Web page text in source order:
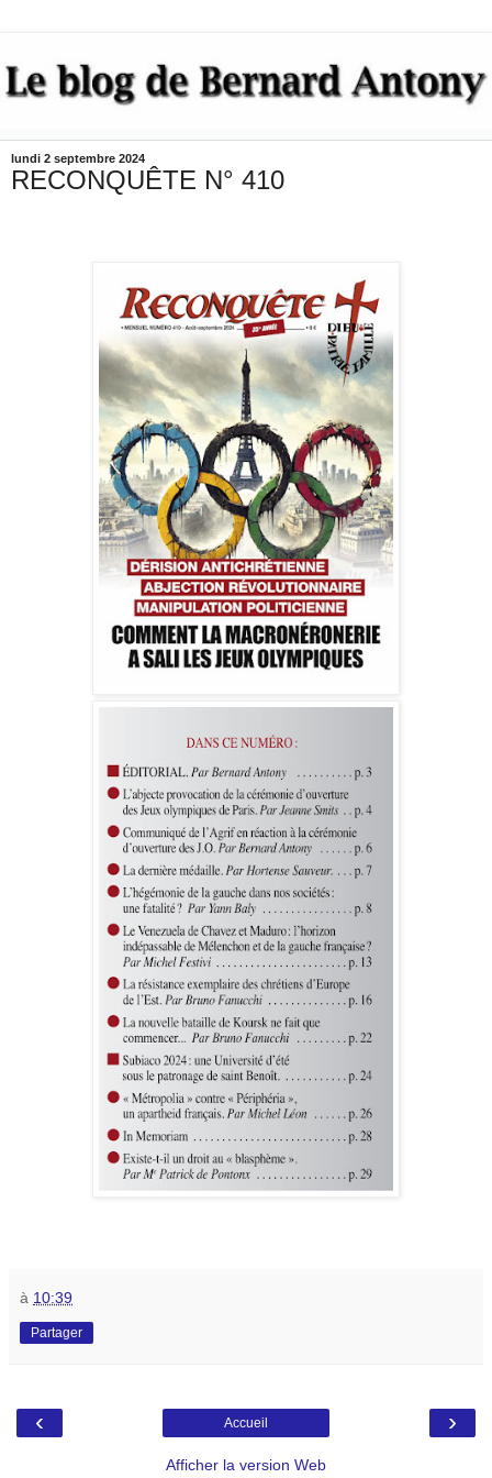
lundi 2 septembre 2024
RECONQUÊTE N° 410
à 10:39
Partager
‹ ›
Accueil
Afficher la version Web